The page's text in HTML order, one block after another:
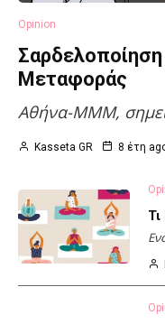
Opinion
Μεταφοράς
Αθήνα-ΜΜΜ,
Kasseta GR 8 έτη